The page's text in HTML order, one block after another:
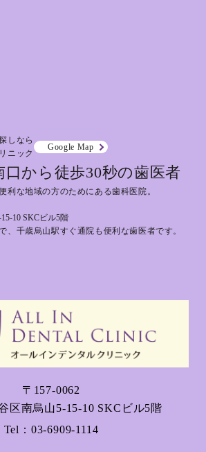
しなら
ニック
Google Map
口から徒歩30秒の歯医者
利な地域の方のためにある歯科医院。
10 SKCビル5階
、千歳烏山駅すぐ通院も便利な歯医者です。
〒157-0062
区南烏山5-15-10 SKCビル5階
Tel： 03-6909-1114